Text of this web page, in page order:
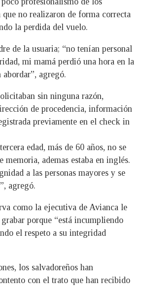
que no realizaron de forma correcta
la perdida del vuelo.
de la usuaria; “no tenían personal
mi mamá perdió una hora en la
agregó.
sin ninguna razón,
de procedencia, información
previamente en el check in
edad, más de 60 años, no se
memoria, ademas estaba en inglés.
a las personas mayores y se
agregó.
como la ejecutiva de Avianca le
porque “está incumpliendo
el respeto a su integridad
los salvadoreños han
con el trato que han recibido